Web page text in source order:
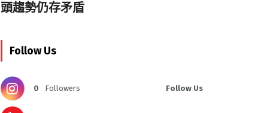
頭趨勢仍存矛盾
Follow Us
0 Followers Follow Us